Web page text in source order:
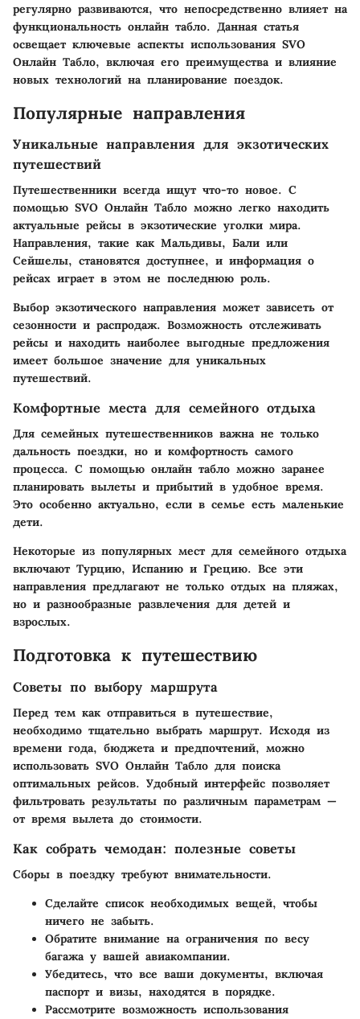
регулярно развиваются, что непосредственно влияет на
функциональность онлайн табло. Данная статья
освещает ключевые аспекты использования SVO
Онлайн Табло, включая его преимущества и влияние
новых технологий на планирование поездок.
Популярные направления
Уникальные направления для экзотических
путешествий
Путешественники всегда ищут что-то новое. С
помощью SVO Онлайн Табло можно легко находить
актуальные рейсы в экзотические уголки мира.
Направления, такие как Мальдивы, Бали или
Сейшелы, становятся доступнее, и информация о
рейсах играет в этом не последнюю роль.
Выбор экзотического направления может зависеть от
сезонности и распродаж. Возможность отслеживать
рейсы и находить наиболее выгодные предложения
имеет большое значение для уникальных
путешествий.
Комфортные места для семейного отдыха
Для семейных путешественников важна не только
дальность поездки, но и комфортность самого
процесса. С помощью онлайн табло можно заранее
планировать вылеты и прибытий в удобное время.
Это особенно актуально, если в семье есть маленькие
дети.
Некоторые из популярных мест для семейного отдыха
включают Турцию, Испанию и Грецию. Все эти
направления предлагают не только отдых на пляжах,
но и разнообразные развлечения для детей и
взрослых.
Подготовка к путешествию
Советы по выбору маршрута
Перед тем как отправиться в путешествие,
необходимо тщательно выбрать маршрут. Исходя из
времени года, бюджета и предпочтений, можно
использовать SVO Онлайн Табло для поиска
оптимальных рейсов. Удобный интерфейс позволяет
фильтровать результаты по различным параметрам —
от время вылета до стоимости.
Как собрать чемодан: полезные советы
Сборы в поездку требуют внимательности.
Сделайте список необходимых вещей, чтобы
ничего не забыть.
Обратите внимание на ограничения по весу
багажа у вашей авиакомпании.
Убедитесь, что все ваши документы, включая
паспорт и визы, находятся в порядке.
Рассмотрите возможность использования